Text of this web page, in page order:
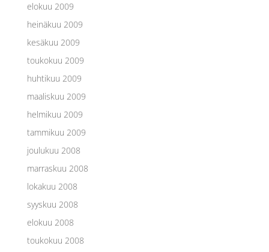
elokuu 2009
heinäkuu 2009
kesäkuu 2009
toukokuu 2009
huhtikuu 2009
maaliskuu 2009
helmikuu 2009
tammikuu 2009
joulukuu 2008
marraskuu 2008
lokakuu 2008
syyskuu 2008
elokuu 2008
toukokuu 2008